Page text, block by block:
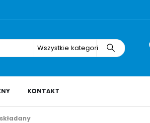
Wszystkie kategorie
KONTAKT